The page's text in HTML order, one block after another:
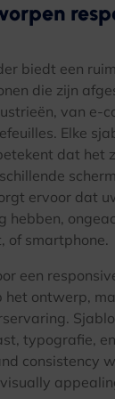
biedt een
die zijn
van e-
Elke
dat het
ervoor dat
hebben,
of smartphone.
een
het ontwerp,
typografie,
consistency